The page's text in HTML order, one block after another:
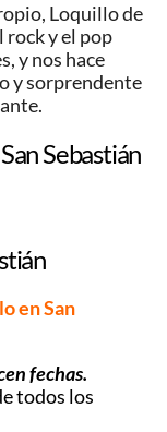
Loquillo de
rock y el pop
y nos hace
y sorprendente
Sebastián
en San
fechas.
todos los